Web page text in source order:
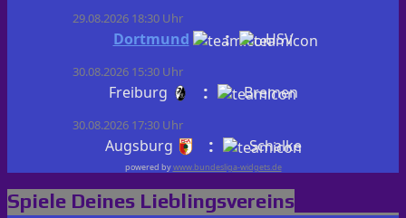
29.08.2026 18:30 Uhr
Dortmund : HSV
30.08.2026 15:30 Uhr
Freiburg : Bremen
30.08.2026 17:30 Uhr
Augsburg : Schalke
powered bywww.bundesliga-widgets.de
Spiele Deines Lieblingsvereins